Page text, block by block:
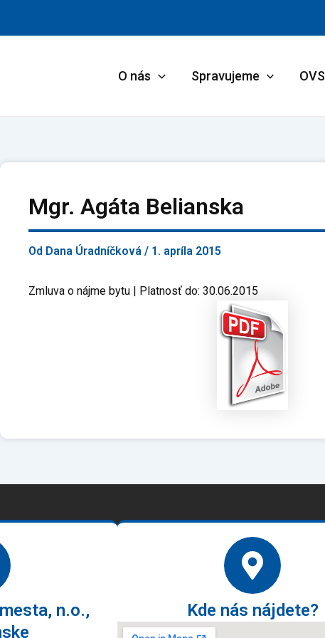
O nás Spravujeme OVS
Mgr. Agáta Belianska
Od Dana Úradníčková / 1. apríla 2015
Zmluva o nájme bytu | Platnosť do: 30.06.2015
n.o.,
Kde nás nájdete?